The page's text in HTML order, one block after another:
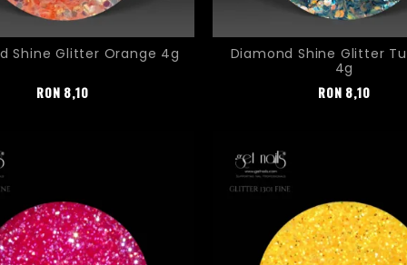
Shine Glitter Orange 4g
Pret
RON 8,10
Diamond Shine Glitter
4g
Pret
RON 8,10